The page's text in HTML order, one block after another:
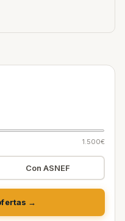
1.500€
Con ASNEF
→